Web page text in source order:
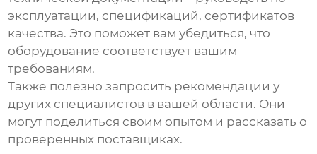
эксплуатации, спецификаций, сертификатов
качества. Это поможет вам убедиться, что
оборудование соответствует вашим
требованиям.
Также полезно запросить рекомендации у
других специалистов в вашей области. Они
могут поделиться своим опытом и рассказать о
проверенных поставщиках.